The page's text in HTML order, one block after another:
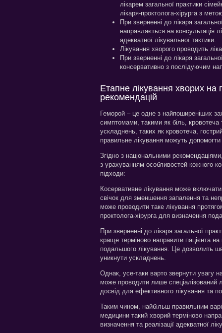
лікарем загальної практики
лікаря-проктолога-хірурга з
При зверненні до лікаря
направляється на консультація
адекватної лікувальної тактики.
Лікування хворого проводить
При зверненні до лікаря
консервативно з послідуючим
Етапне лікування хворих на
рекомендацій
Геморой – це одне з найпоширеніших
симптомами, такими як біль,
ускладнень, таких як кровотеча,
правильне лікування можуть допомогти
Згідно з національними
з урахуванням особливостей кожного
підходи:
Косервативне лікування може
свічок для зменшення запалення та
може проводити таке лікування
проктолога-хірурга для визначення
При зверненні до лікаря загальної
краще терміново направити пацієнта на
подальшого лікування. Це дозволить
уникнути ускладнень.
Однак, усе-таки варто звернути увагу
може проводити лише спеціалізований
досвід для ефективного лікування та
Таким чином, найбільш правильним
медицини такий хворий терміново
визначення та реалізації адекватної